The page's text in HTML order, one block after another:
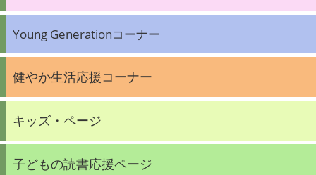
Young Generationコーナー
健やか生活応援コーナー
キッズ・ページ
子どもの読書応援ページ